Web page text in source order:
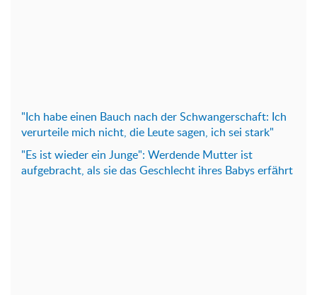
"Ich habe einen Bauch nach der Schwangerschaft: Ich
verurteile mich nicht, die Leute sagen, ich sei stark"
"Es ist wieder ein Junge": Werdende Mutter ist
aufgebracht, als sie das Geschlecht ihres Babys erfährt